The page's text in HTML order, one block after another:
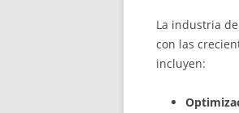
La industria
con las
incluyen: